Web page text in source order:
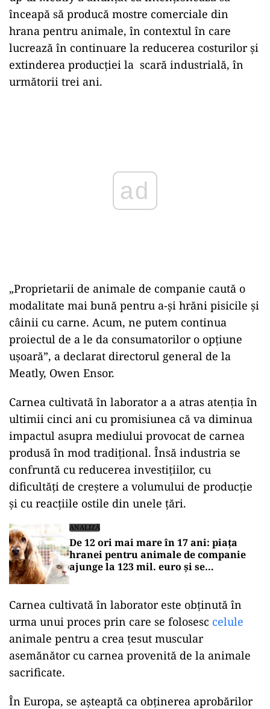
înceapă să producă mostre comerciale din
hrana pentru animale, în contextul în care
lucrează în continuare la reducerea costurilor şi
extinderea producţiei la scară industrială, în
următorii trei ani.
„Proprietarii de animale de companie caută o
modalitate mai bună pentru a-şi hrăni pisicile şi
câinii cu carne. Acum, ne putem continua
proiectul de a le da consumatorilor o opțiune
uşoară”, a declarat directorul general de la
Meatly, Owen Ensor.
Carnea cultivată în laborator a a atras atenția în
ultimii cinci ani cu promisiunea că va diminua
impactul asupra mediului provocat de carnea
produsă în mod tradițional. Însă industria se
confruntă cu reducerea investiţiilor, cu
dificultăţi de creștere a volumului de producţie
şi cu reacţiile ostile din unele ţări.
ANALIZĂ
De 12 ori mai mare în 17 ani: piața
hranei pentru animale de companie
ajunge la 123 mil. euro și se
Carnea cultivată în laborator este obținută în
urma unui proces prin care se folosesc celule
animale pentru a crea ţesut muscular
asemănător cu carnea provenită de la animale
sacrificate.
În Europa, se așteaptă ca obţinerea aprobărilor